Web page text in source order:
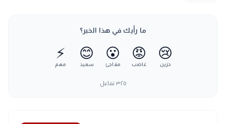
ما رأيك في هذا الخبر؟
😢
حزين
😡
غاضب
😮
مفاجئ
😊
سعيد
⚡
مهم
٣٢٥ تفاعل